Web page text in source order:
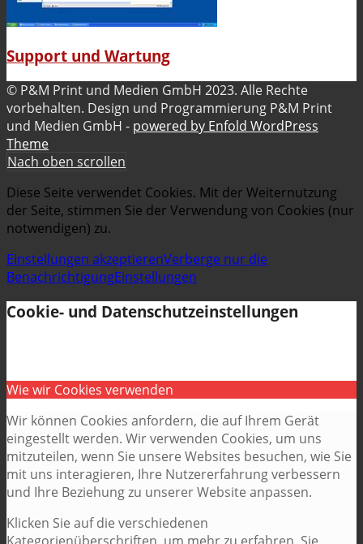
Support und Wartung
© P&M Print und Medien GmbH 2023. Alle Rechte
vorbehalten. Design und Programmierung P&M Print
und Medien GmbH - powered by Enfold WordPress
Theme
Nach oben scrollen
Diese Seite verwendet Cookies. Mit der Weiternutzung
der Seite, stimmen Sie der Verwendung von Cookies (nur
notwendigen) zu.
Einstellungen akzeptierenVerberge nur die
BenachrichtigungEinstellungen
Cookie- und Datenschutzeinstellungen
Wie wir Cookies verwenden
Wir können Cookies anfordern, die auf Ihrem Gerät
eingestellt werden. Wir verwenden Cookies, um uns
mitzuteilen, wenn Sie unsere Websites besuchen, wie Sie
mit uns interagieren, Ihre Nutzererfahrung verbessern
und Ihre Beziehung zu unserer Website anpassen.
Klicken Sie auf die verschiedenen